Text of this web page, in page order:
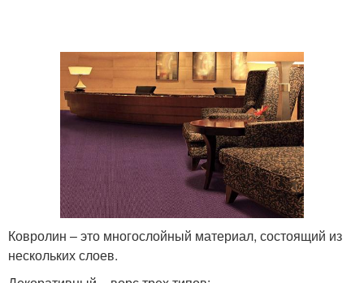
Ковролин – это многослойный материал, состоящий из
нескольких слоев.